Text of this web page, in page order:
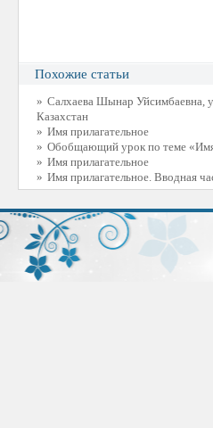
Похожие статьи
» Салхаева Шынар Уйсимбаевна,
Казахстан
» Имя прилагательное
» Обобщающий урок по теме «Имя
» Имя прилагательное
» Имя прилагательное. Вводная